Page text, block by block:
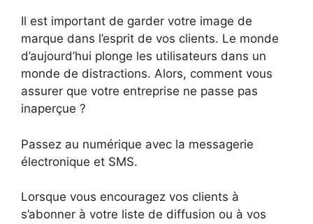
Il est important de garder votre image de
marque dans l’esprit de vos clients. Le monde
d’aujourd’hui plonge les utilisateurs dans un
monde de distractions. Alors, comment vous
assurer que votre entreprise ne passe pas
inaperçue ?
Passez au numérique avec la messagerie
électronique et SMS.
Lorsque vous encouragez vos clients à
s’abonner à votre liste de diffusion ou à vos